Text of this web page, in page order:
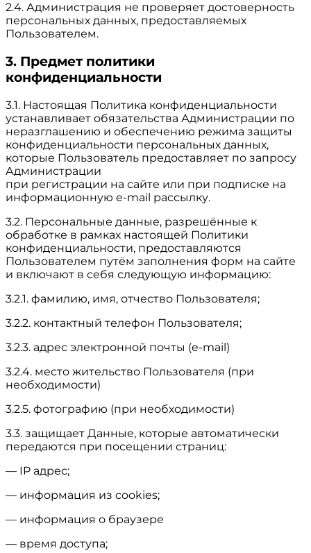
2.4. Администрация не проверяет достоверность
персональных данных, предоставляемых
Пользователем.
3. Предмет политики
конфиденциальности
3.1. Настоящая Политика конфиденциальности
устанавливает обязательства Администрации по
неразглашению и обеспечению режима защиты
конфиденциальности персональных данных,
которые Пользователь предоставляет по запросу
Администрации
при регистрации на сайте или при подписке на
информационную e-mail рассылку.
3.2. Персональные данные, разрешённые к
обработке в рамках настоящей Политики
конфиденциальности, предоставляются
Пользователем путём заполнения форм на сайте
и включают в себя следующую информацию:
3.2.1. фамилию, имя, отчество Пользователя;
3.2.2. контактный телефон Пользователя;
3.2.3. адрес электронной почты (e-mail)
3.2.4. место жительство Пользователя (при
необходимости)
3.2.5. фотографию (при необходимости)
3.3. защищает Данные, которые автоматически
передаются при посещении страниц:
— IP адрес;
— информация из cookies;
— информация о браузере
— время доступа;